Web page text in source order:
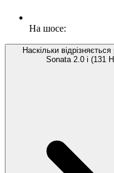
На шосе:
Наскільки
Sonata 2.0 i (131